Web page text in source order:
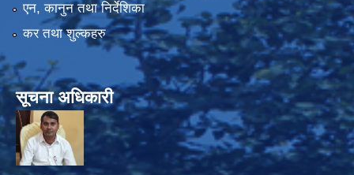
एन, कानुन तथा निर्देशिका
कर तथा शुल्कहरु
सूचना अधिकारी